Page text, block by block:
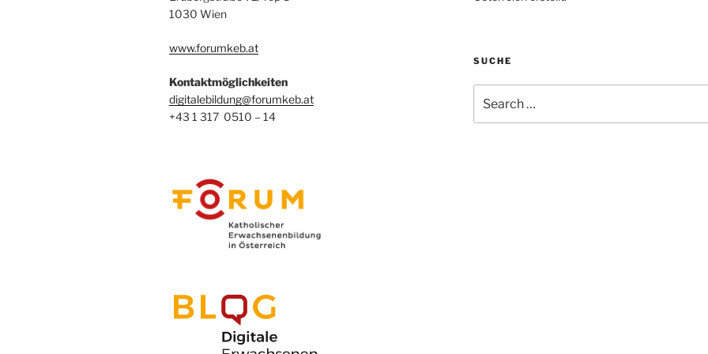
1030 Wien
www.forumkeb.at
Kontaktmöglichkeiten
digitalebildung@forumkeb.at
+43 1 317 0510 – 14
SUCHE
for: